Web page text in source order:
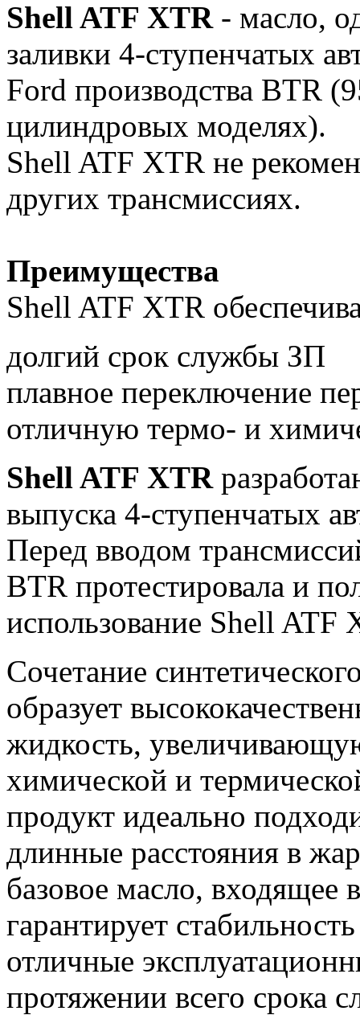
Shell ATF XTR- масло,
заливки 4-ступенчатых
Ford производства BTR
цилиндровых моделях).
Shell ATF XTR не
других трансмиссиях.
Преимущества
Shell ATF XTR
долгий срок службы ЗП
плавное переключение
отличную термо- и
Shell ATF XTR
выпуска 4-ступенчатых
Перед вводом
BTR протестировала и
использование Shell ATF
Сочетание
образует
жидкость,
химической и
продукт идеально
длинные расстояния в
базовое масло, входящее
гарантирует
отличные
протяжении всего срока